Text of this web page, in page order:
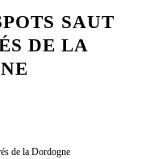
SAUT
DE LA
de la Dordogne